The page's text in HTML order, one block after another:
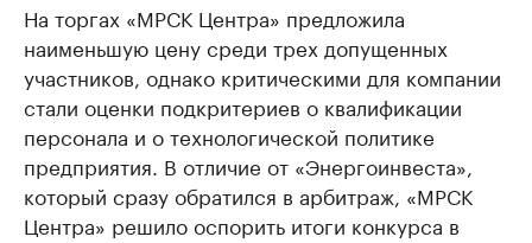
На торгах «МРСК Центра» предложила
наименьшую цену среди трех допущенных
участников, однако критическими для компании
стали оценки подкритериев о квалификации
персонала и о технологической политике
предприятия. В отличие от «Энергоинвеста»,
который сразу обратился в арбитраж, «МРСК
Центра» решило оспорить итоги конкурса в